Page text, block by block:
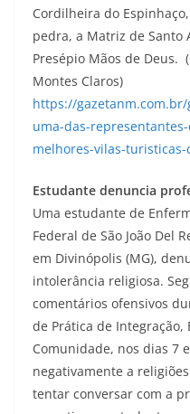
Cordilheira do
pedra, a Matriz de Santo
Presépio Mãos de Deus.
Montes Claros)
https://
uma-das-
melhores-vilas-
Estudante denuncia
Uma estudante de
Federal de São João Del
em Divinópolis (MG),
intolerância religiosa.
comentários ofensivos
de Prática de Integração,
Comunidade, nos dias 7
negativamente a
tentar conversar com a